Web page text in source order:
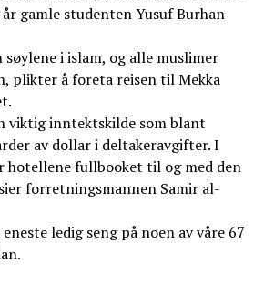
gamle studenten Yusuf Burhan
søylene i islam, og alle muslimer
plikter å foreta reisen til Mekka
viktig inntektskilde som blant
av dollar i deltakeravgifter. I
hotellene fullbooket til og med den
forretningsmannen Samir al-
ledig seng på noen av våre 67